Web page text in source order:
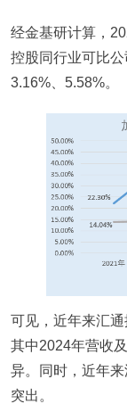
经金基研计算，
控股同行业可比
3.16%、5.58%。
可见，近年来汇
其中2024年营收
异。同时，近年
突出。